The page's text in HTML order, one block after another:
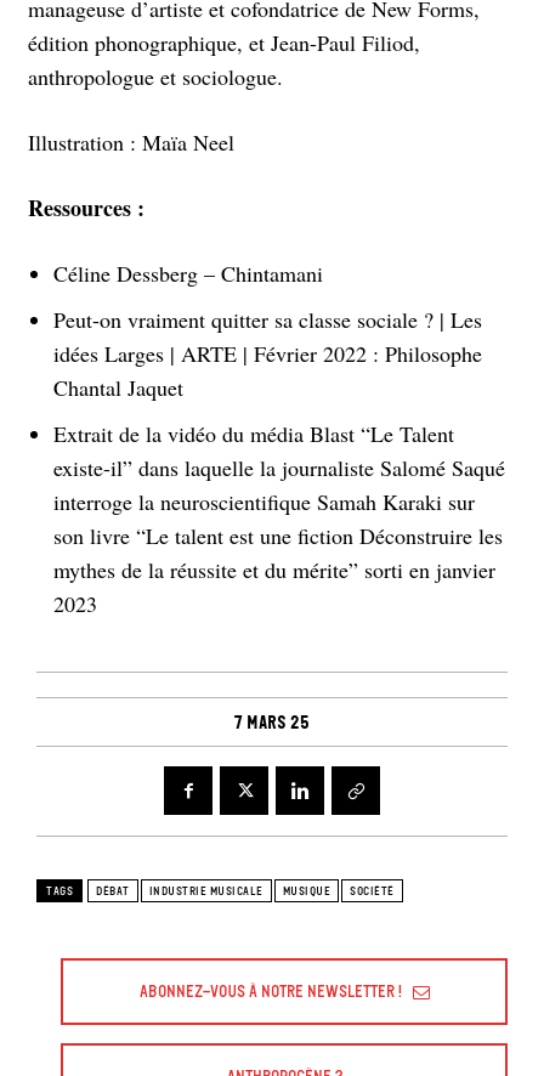
manageuse d’artiste et cofondatrice de New Forms,
édition phonographique, et Jean-Paul Filiod,
anthropologue et sociologue.
Illustration : Maïa Neel
Ressources :
Céline Dessberg – Chintamani
Peut-on vraiment quitter sa classe sociale ? | Les
idées Larges | ARTE | Février 2022 : Philosophe
Chantal Jaquet
Extrait de la vidéo du média Blast “Le Talent
existe-il” dans laquelle la journaliste Salomé Saqué
interroge la neuroscientifique Samah Karaki sur
son livre “Le talent est une fiction Déconstruire les
mythes de la réussite et du mérite” sorti en janvier
2023
7 mars 25
TAGS DÉBAT INDUSTRIE MUSICALE MUSIQUE SOCIÉTÉ
Abonnez-vous à Notre Newsletter !